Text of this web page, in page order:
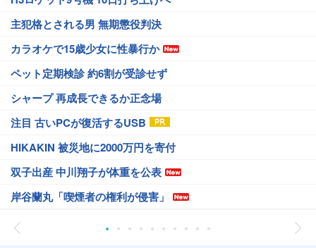
主犯格とされる男 無期懲役判決
カラオケで15歳少女に性暴行か
ペット定期検診 約6割が受診せず
シャープ 再成長できるか正念場
注目 古いPCが復活するUSB
HIKAKIN 被災地に2000万円を寄付
双子出産 中川翔子が体重を公表
岸谷蘭丸「喫煙者の権利が侵害」